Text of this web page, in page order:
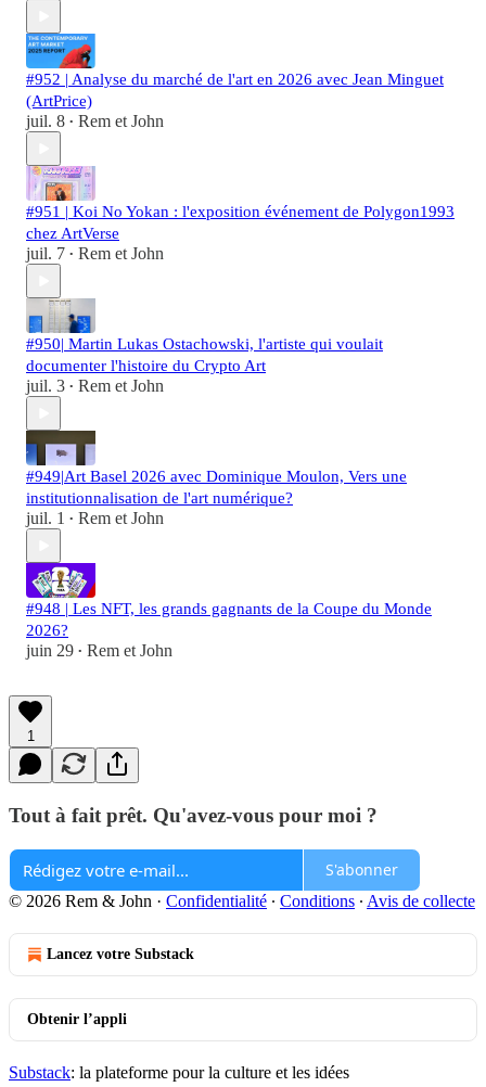
#952 | Analyse du marché de l'art en 2026 avec Jean Minguet
(ArtPrice)
juil. 8 • Rem et John
#951 | Koi No Yokan : l'exposition événement de Polygon1993
chez ArtVerse
juil. 7 • Rem et John
#950| Martin Lukas Ostachowski, l'artiste qui voulait
documenter l'histoire du Crypto Art
juil. 3 • Rem et John
#949|Art Basel 2026 avec Dominique Moulon, Vers une
institutionnalisation de l'art numérique?
juil. 1 • Rem et John
#948 | Les NFT, les grands gagnants de la Coupe du Monde
2026?
juin 29 • Rem et John
1
Tout à fait prêt. Qu'avez-vous pour moi ?
S'abonner
© 2026 Rem & John · Confidentialité ∙ Conditions ∙ Avis de collecte
Lancez votre Substack
Obtenir l’appli
Substack: la plateforme pour la culture et les idées